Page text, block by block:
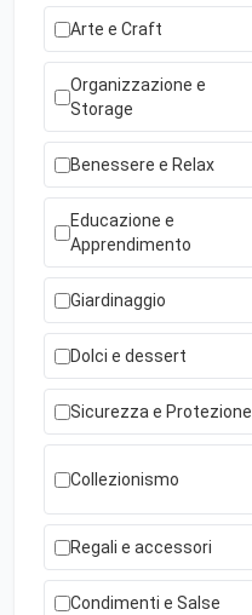
Arte e Craft
Organizzazione e
Storage
Benessere e Relax
Educazione e
Apprendimento
Giardinaggio
Dolci e dessert
Sicurezza e Protezione
Collezionismo
Regali e accessori
Condimenti e Salse